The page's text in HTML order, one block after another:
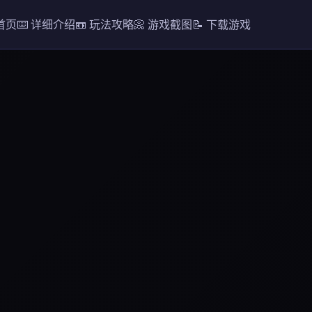
页⌨️ 详细介绍📼 玩法攻略📀 游戏截图📝 下载游戏